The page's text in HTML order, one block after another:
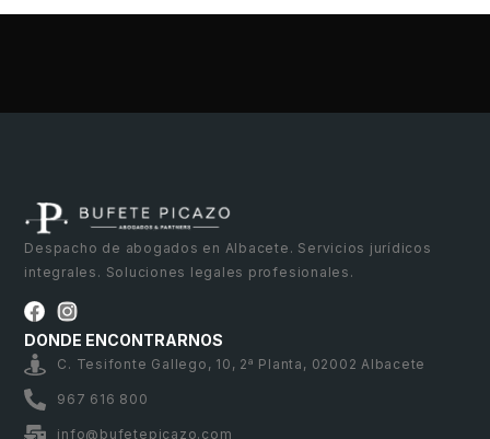
Despacho de abogados en Albacete. Servicios jurídicos
integrales. Soluciones legales profesionales.
DONDE ENCONTRARNOS
C. Tesifonte Gallego, 10, 2ª Planta, 02002 Albacete
967 616 800
info@bufetepicazo.com